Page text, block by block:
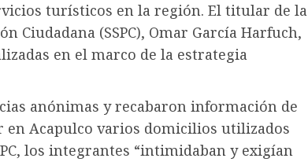
turísticos en la región. El titular de la
Ciudadana (SSPC), Omar García Harfuch,
en el marco de la estrategia
anónimas y recabaron información de
Acapulco varios domicilios utilizados
los integrantes “intimidaban y exigían